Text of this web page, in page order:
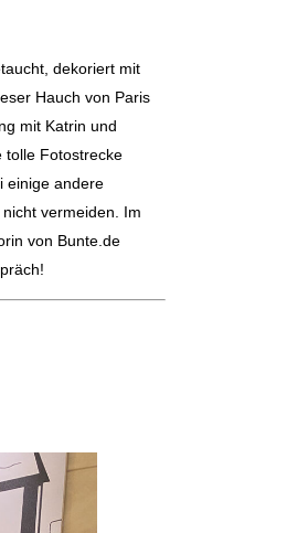
dekoriert mit
Hauch von Paris
mit Katrin und
tolle Fotostrecke
einige andere
vermeiden. Im
von Bunte.de